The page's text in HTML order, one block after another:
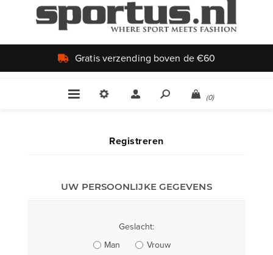
Gratis verzending boven de €60
(0)
Registreren
UW PERSOONLIJKE GEGEVENS
Geslacht:
Man
Vrouw